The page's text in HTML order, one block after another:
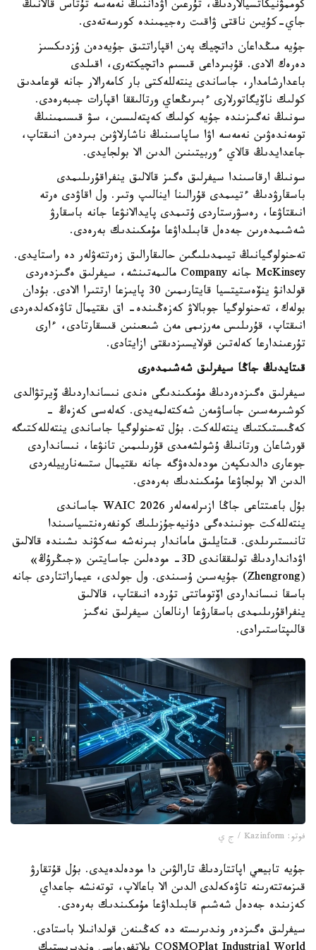
كوممۋنيكاتسيالاردىڭ، تۇرعىن اۋداننىڭ نەمەسە تۇتاس قالانىڭ
جاي-كۇيىن ناقتى ۋاقىت رەجيمىندە كورسەتەدى.
جۇيە مىڭداعان داتچيك پەن اقپاراتتىق جۇيەدەن ۇزدىكسىز
دەرەك الادى. قۇبىرداعى قىسىم داتچيكتەرى، اقىلدى
باعدارشامدار، جاساندى ينتەللەكتى بار كامەرالار جانە قوعامدىق
كولىك ناۆيگاتورلارى ءبىرىڭعاي ورتالىققا اقپارات جىبەرەدى.
سونىڭ نەگىزىندە جۇيە كولىك كەپتەلىسىن، سۋ قىسىمىنىڭ
تومەندەۋىن نەمەسە اۋا ساپاسىنىڭ ناشارلاۋىن بىردەن انىقتاپ،
جاعدايدىڭ قالاي ءوربيتىنىن الدىن الا بولجايدى.
سونىڭ ارقاسىندا سيفرلىق ەگىز قالالىق ينفراقۇرىلىمدى
باسقارۋدىڭ ءتيىمدى قۇرالىنا اينالىپ وتىر. ول اقاۋدى ەرتە
انىقتاۋعا، رەسۋرستاردى ۇتىمدى پايدالانۋعا جانە باسقارۋ
شەشىمدەرىن جەدەل قابىلداۋعا مۇمكىندىك بەرەدى.
تەحنولوگيانىڭ تيىمدىلىگىن حالىقارالىق زەرتتەۋلەر دە راستايدى.
McKinsey جانە Company مالىمەتىنشە، سيفرلىق ەگىزدەردى
قولدانۋ ينۆەستيتسيا قايتارىمىن 30 پايىزعا ارتتىرا الادى. بۇدان
بولەك، تەحنولوگيا جوبالاۋ كەزەڭىندە- اق ىقتيمال تاۋەكەلدەردى
انىقتاپ، قۇرىلىس مەرزىمى مەن شىعىنىن قىسقارتادى، ءارى
تۇرعىندارعا كەلەتىن قولايسىزدىقتى ازايتادى.
قىتايدىڭ جاڭا سيفرلىق شەشىمدەرى
سيفرلىق ەگىزدەردىڭ مۇمكىندىگى ەندى نىسانداردىڭ ۆيرتۋالدى
كوشىرمەسىن جاساۋمەن شەكتەلمەيدى. كەلەسى كەزەڭ -
كەڭىستىكتىك ينتەللەكت. بۇل تەحنولوگيا جاساندى ينتەللەكتىگە
قورشاعان ورتانىڭ ۇشولشەمدى قۇرىلىمىن تانۋعا، نىسانداردى
جوعارى دالدىكپەن مودەلدەۋگە جانە ىقتيمال ستسەنارييلەردى
الدىن الا بولجاۋعا مۇمكىندىك بەرەدى.
بۇل باعىتتاعى جاڭا ازىرلەمەلەر WAIC 2026 جاساندى
ينتەللەكت جونىندەگى دۇنيەجۇزىلىك كونفەرەنتسياسىندا
تانىستىرىلدى. قىتايلىق ماماندار بىرنەشە سەكۋند ىشىندە قالالىق
اۋدانداردىڭ تولىققاندى 3D- مودەلىن جاسايتىن «جىڭرۇڭ»
(Zhengrong) جۇيەسىن ۇسىندى. ول جولدى، عيماراتتاردى جانە
باسقا نىسانداردى اۆتوماتتى تۇردە انىقتاپ، قالالىق
ينفراقۇرىلىمدى باسقارۋعا ارنالعان سيفرلىق نەگىز
قالىپتاستىرادى.
فوتو: Kazinform / ج ي
جۇيە تابيعي اپاتتاردىڭ تارالۋىن دا مودەلدەيدى. بۇل قۇتقارۋ
قىزمەتتەرىنە تاۋەكەلدى الدىن الا باعالاپ، توتەنشە جاعداي
كەزىندە جەدەل شەشىم قابىلداۋعا مۇمكىندىك بەرەدى.
سيفرلىق ەگىزدەر وندىرىستە دە كەڭىنەن قولدانىلا باستادى.